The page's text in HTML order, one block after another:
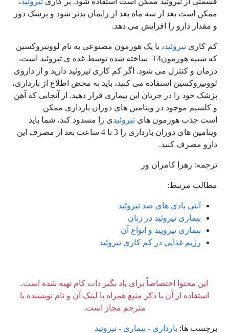
ممکن است بعد از سه ماه بعد از زایمان بدتر شود و پزشک دوز
و مقدار دارو را افزایش می دهد.
کم کاری تیروئید، با یک هورمون مصنوعی به نام لووتیروکسین
که شبیه هورمونT4 ساخته شده توسط غده ی تیروئید است،
درمان و کنترل می شود. اگر کم کاری تیروئید دارید و از داروی
لووتیروکسین استفاده می کنید، باید به محض اطلاع از بارداری،
پزشک خود را در جریان این بیماری قرار دهید. از آنجایی که آهن
و کلسیم موجود در ویتامین های دوران بارداری ممکن
است جذب هورمون های تیروئیدی را مسدود کند، شما باید
ویتامین های دوران بارداری را 3 تا 4 ساعت بعد از مصرف این
دارو مصرف کنید.
ترجمه: زهرا کامران ور
مطالب مرتبط:
آنتی بادی های ضد تیروئید
بیماری تیروئید در زنان
بیماری تیرویید و انواع آن
رژیم غذایی در کم کاری تیروئید
این محتوا اختصاصاً برای یاد بگیر دات کام تهیه شده است.
استفاده از آن با ذکر منبع همراه با لینک آن و نام نویسنده یا
مترجم مجاز است.
برچسب ها: بارداری - بیماری - تیروئید